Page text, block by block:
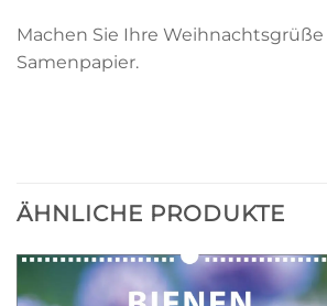
Machen Sie Ihre
Samenpapier.
ÄHNLICHE PRODUKTE